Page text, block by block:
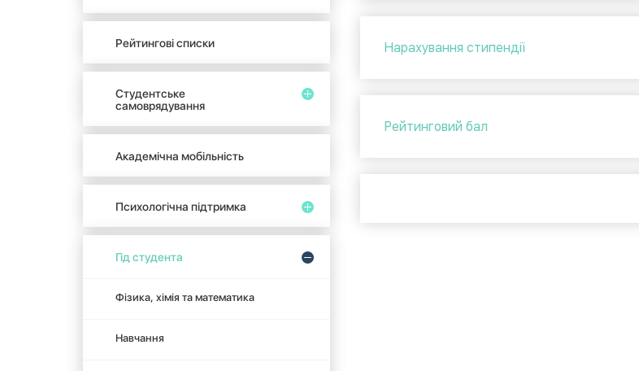
Рейтингові списки
Студентське
самоврядування
Академічна мобільність
Психологічна підтримка
Гід студента
Фізика, хімія та математика
Навчання
Нарахування стипендії
Рейтинговий бал